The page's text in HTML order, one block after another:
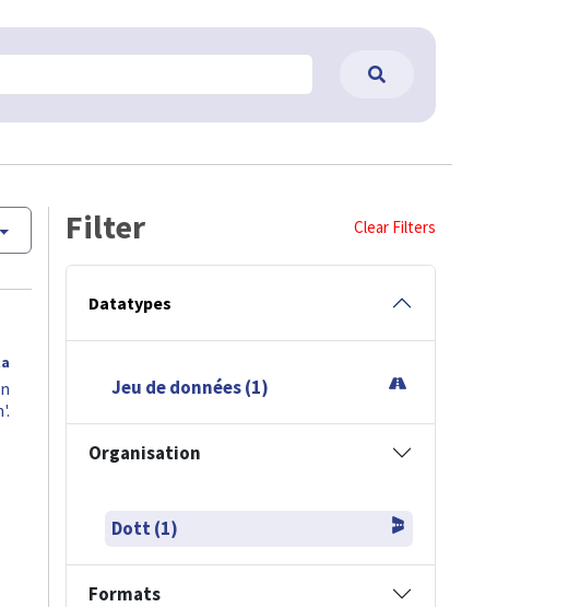
Filter Clear Filters
Datatypes
Jeu de données (1)
Organisation
Dott (1)
Formats